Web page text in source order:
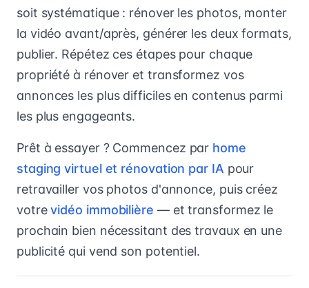
soit systématique : rénover les photos, monter
la vidéo avant/après, générer les deux formats,
publier. Répétez ces étapes pour chaque
propriété à rénover et transformez vos
annonces les plus difficiles en contenus parmi
les plus engageants.
Prêt à essayer ? Commencez par home
staging virtuel et rénovation par IA pour
retravailler vos photos d'annonce, puis créez
votrevidéo immobilière — et transformez le
prochain bien nécessitant des travaux en une
publicité qui vend son potentiel.